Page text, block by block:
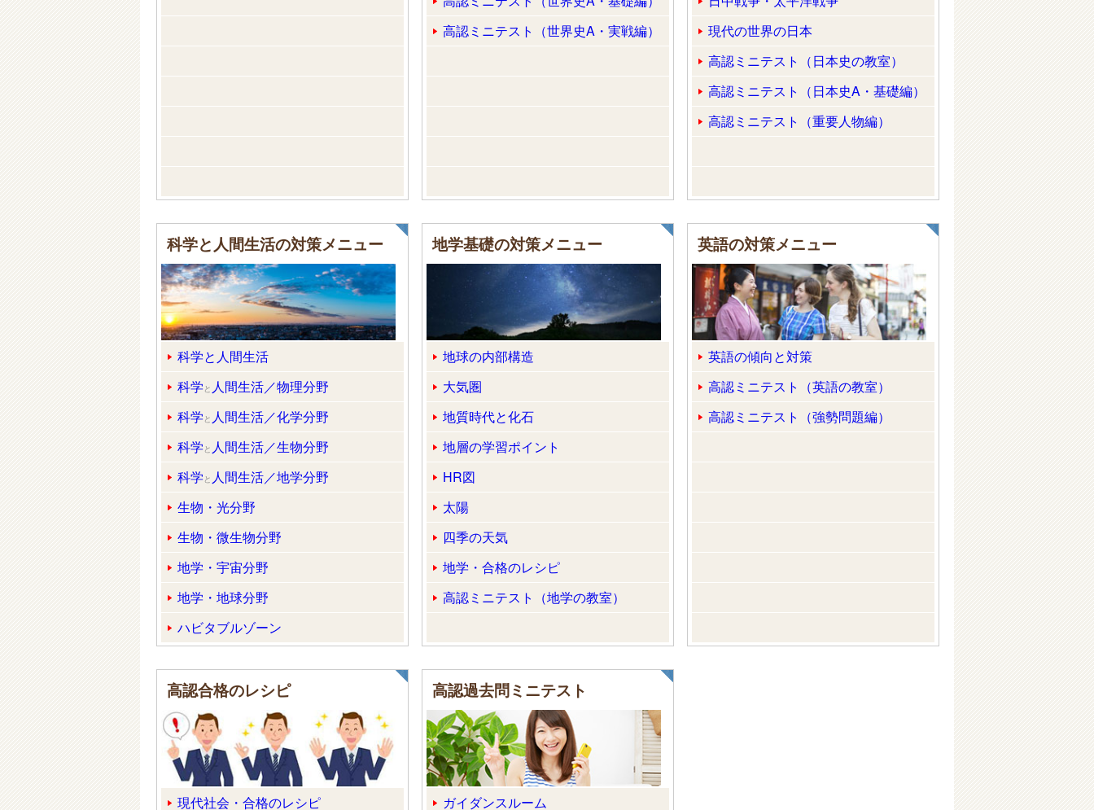
高認ミニテスト（世界史A・実戦編）
現代の世界の日本
高認ミニテスト（日本史の教室）
高認ミニテスト（日本史A・基礎編）
高認ミニテスト（重要人物編）
科学と人間生活の対策メニュー
科学と人間生活
科学 と 人間生活／物理分野
科学 と 人間生活／化学分野
科学 と 人間生活／生物分野
科学 と 人間生活／地学分野
生物・光分野
生物・微生物分野
地学・宇宙分野
地学・地球分野
ハビタブルゾーン
地学基礎の対策メニュー
地球の内部構造
大気圏
地質時代と化石
地層の学習ポイント
HR図
太陽
四季の天気
地学・合格のレシピ
高認ミニテスト（地学の教室）
英語の対策メニュー
英語の傾向と対策
高認ミニテスト（英語の教室）
高認ミニテスト（強勢問題編）
高認合格のレシピ
現代社会・合格のレシピ
高認過去問ミニテスト
ガイダンスルーム